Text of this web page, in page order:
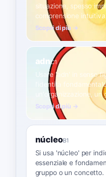
situazione, spesso
comprensione
Scopri di più →
adnC1
Usare 'adn' in senso
l'identità
un'organizzazione, un
Scopri di più →
núcleoB1
Si usa 'núcleo' per
essenziale e
gruppo o un concetto.